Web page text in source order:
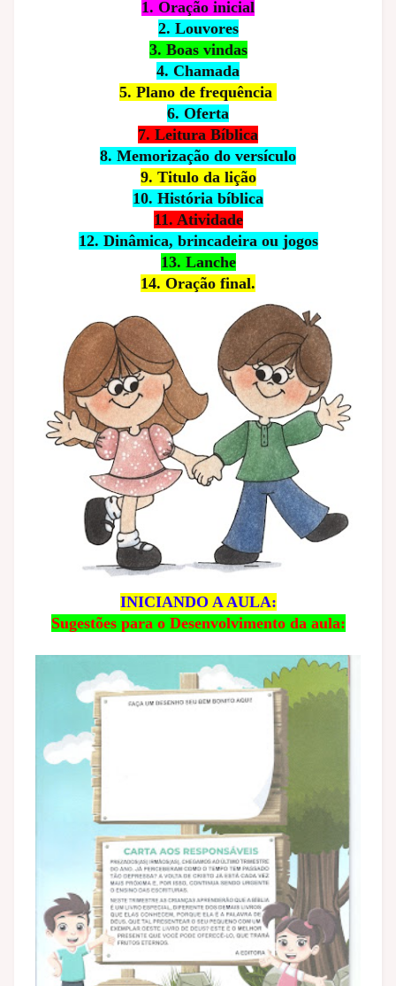
1. Oração inicial
2. Louvores
3. Boas vindas
4. Chamada
5. Plano de frequência
6. Oferta
7. Leitura Bíblica
8. Memorização do versículo
9. Titulo da lição
10. História bíblica
11. Atividade
12. Dinâmica, brincadeira ou jogos
13. Lanche
14. Oração final.
INICIANDO A AULA:
Sugestões para o Desenvolvimento da aula: